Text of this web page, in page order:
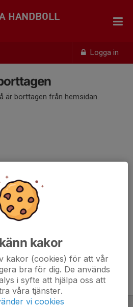
Logga in
HANDBOLL
är borttagen från hemsidan.
kakor
kakor (cookies) för att vår
bra för dig. De används
i syfte att hjälpa oss att
våra tjänster.
vi cookies